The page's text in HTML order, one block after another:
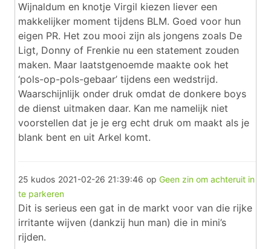
Wijnaldum en knotje Virgil kiezen liever een
makkelijker moment tijdens BLM. Goed voor hun
eigen PR. Het zou mooi zijn als jongens zoals De
Ligt, Donny of Frenkie nu een statement zouden
maken. Maar laatstgenoemde maakte ook het
‘pols-op-pols-gebaar’ tijdens een wedstrijd.
Waarschijnlijk onder druk omdat de donkere boys
de dienst uitmaken daar. Kan me namelijk niet
voorstellen dat je je erg echt druk om maakt als je
blank bent en uit Arkel komt.
25 kudos 2021-02-26 21:39:46 op Geen zin om achteruit in
te parkeren
Dit is serieus een gat in de markt voor van die rijke
irritante wijven (dankzij hun man) die in mini’s
rijden.